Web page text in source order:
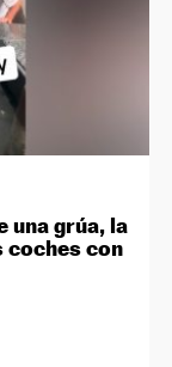
una grúa, la
coches con